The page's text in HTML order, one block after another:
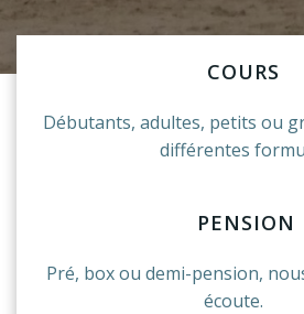
COURS
Débutants, adultes, petits ou
différentes
PENSION
Pré, box ou demi-pension,
écoute.